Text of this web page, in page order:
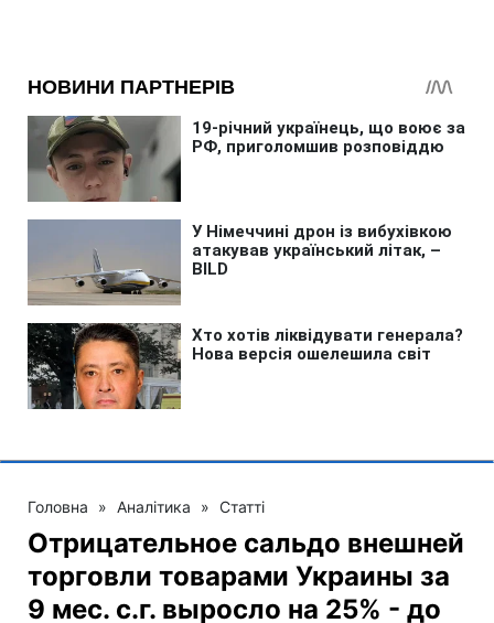
Головна » Аналітика » Статті
Отрицательное сальдо внешней
торговли товарами Украины за
9 мес. с.г. выросло на 25% - до